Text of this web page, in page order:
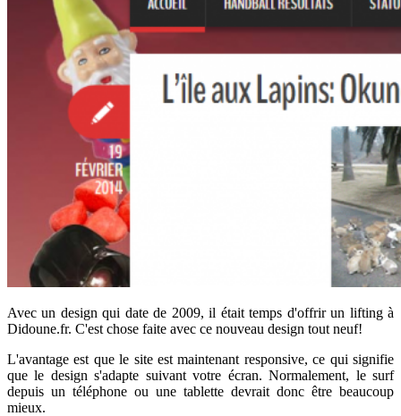
Avec un design qui date de 2009, il était temps d'offrir un lifting à
Didoune.fr. C'est chose faite avec ce nouveau design tout neuf!
L'avantage est que le site est maintenant responsive, ce qui signifie
que le design s'adapte suivant votre écran. Normalement, le surf
depuis un téléphone ou une tablette devrait donc être beaucoup
mieux.